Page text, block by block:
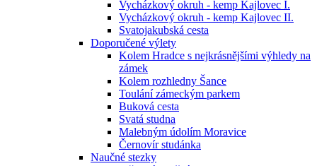
Vycházkový okruh - kemp Kajlovec I.
Vycházkový okruh - kemp Kajlovec II.
Svatojakubská cesta
Doporučené výlety
Kolem Hradce s nejkrásnějšími výhledy na
zámek
Kolem rozhledny Šance
Toulání zámeckým parkem
Buková cesta
Svatá studna
Malebným údolím Moravice
Černovír studánka
Naučné stezky